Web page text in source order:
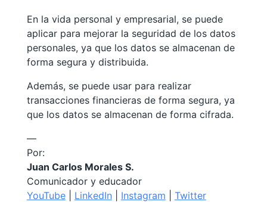
En la vida personal y empresarial, se puede
aplicar para mejorar la seguridad de los datos
personales, ya que los datos se almacenan de
forma segura y distribuida.
Además, se puede usar para realizar
transacciones financieras de forma segura, ya
que los datos se almacenan de forma cifrada.
—
Por:
Juan Carlos Morales S.
Comunicador y educador
YouTube| LinkedIn| Instagram Twitter